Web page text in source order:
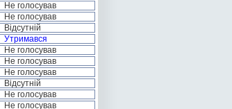
Не голосував
Не голосував
Відсутній
Утримався
Не голосував
Не голосував
Не голосував
Відсутній
Не голосував
Не голосував